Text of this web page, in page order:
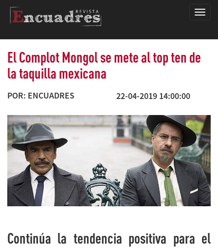
El Complot Mongol se mete al top ten de
la taquilla mexicana
POR: ENCUADRES 22-04-2019 14:00:00
Continúa la tendencia positiva para el